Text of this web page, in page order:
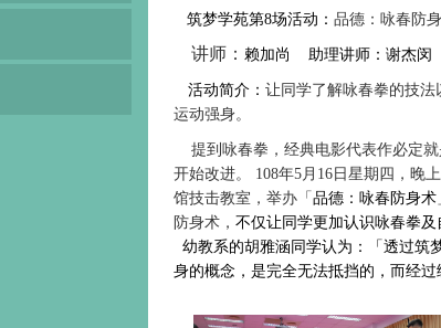
筑梦学苑第8场活动： 品德：咏春防
讲师： 赖加尚 助理讲师：谢杰闵
活动简介： 让同学了解咏春拳的技
运动强身。
提到咏春拳，经典电影代表作必定
开始改进。 108年5 月 16 日星期四，晚上
馆技击教室，举办「 品德：咏春防身术
防身术， 不仅让同学更加认识咏春拳及
幼教系的胡雅涵同学认为：「透过筑
身的概念，是完全无法抵挡的，而经